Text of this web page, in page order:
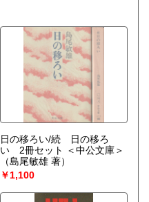
日の移ろい/続 日の移ろ
い 2冊セット ＜中公文庫＞
（島尾敏雄 著）
￥1,100